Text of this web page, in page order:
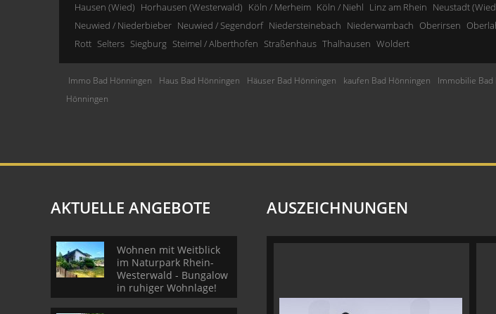
Hausen (Wied) Horhausen (Westerwald) Köln / Merheim Köln / Niehl Linz am Rhein Neustadt
Neuwied / Niederbieber Neuwied / Segendorf Niedersteinebach Niederwambach Oberirsen
Rott Selters Siegburg Steimel / Alberthofen Straßenhaus Thalhausen Woldert
Immo Bad Hönningen Haus Bad Hönningen Häuser Bad Hönningen kaufen Bad Hönningen Immobilie Bad
Hönningen
AKTUELLE ANGEBOTE
Wohnen mit Weitblick
im Naturpark Rhein-
Westerwald - Bungalow
in ruhiger Wohnlage!
AUSZEICHNUNGEN